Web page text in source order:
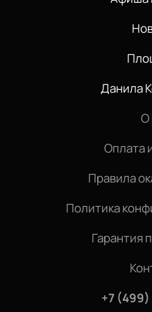
Данила
О
Оплата
Правила
Политика
Гарантия
+7